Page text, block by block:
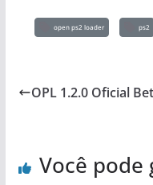
open ps2 loader ps2
OPL 1.2.0 Oficial
Você